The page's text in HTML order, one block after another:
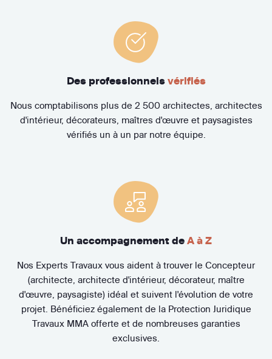
Des professionnels vérifiés
Nous comptabilisons plus de 2 500 architectes, architectes
d'intérieur, décorateurs, maîtres d'œuvre et paysagistes
vérifiés un à un par notre équipe.
Un accompagnement de A à Z
Nos Experts Travaux vous aident à trouver le Concepteur
(architecte, architecte d'intérieur, décorateur, maître
d'œuvre, paysagiste) idéal et suivent l'évolution de votre
projet. Bénéficiez également de la Protection Juridique
Travaux MMA offerte et de nombreuses garanties
exclusives.